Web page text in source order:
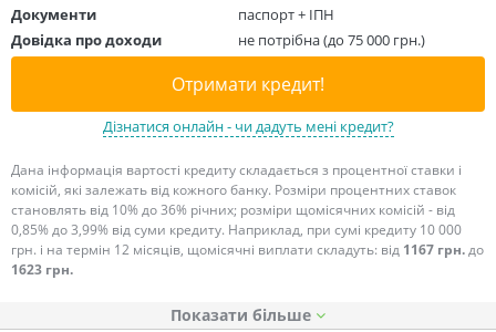
Документи
паспорт + ІПН
Довідка про доходи
не потрібна (до 75 000 грн.)
Отримати кредит!
Дізнатися онлайн - чи дадуть мені кредит?
Дана інформація вартості кредиту складається з процентної ставки і
комісій, які залежать від кожного банку. Розміри процентних ставок
становлять від 10% до 36% річних; розміри щомісячних комісій - від
0,85% до 3,99% від суми кредиту. Наприклад, при сумі кредиту 10 000
грн. і на термін 12 місяців, щомісячні виплати складуть: від 1167 грн.до
1623 грн.
Показати